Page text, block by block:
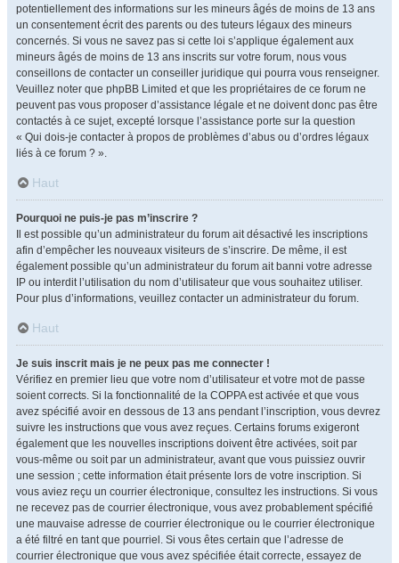
potentiellement des informations sur les mineurs âgés de moins de 13 ans
un consentement écrit des parents ou des tuteurs légaux des mineurs
concernés. Si vous ne savez pas si cette loi s’applique également aux
mineurs âgés de moins de 13 ans inscrits sur votre forum, nous vous
conseillons de contacter un conseiller juridique qui pourra vous renseigner.
Veuillez noter que phpBB Limited et que les propriétaires de ce forum ne
peuvent pas vous proposer d’assistance légale et ne doivent donc pas être
contactés à ce sujet, excepté lorsque l’assistance porte sur la question
« Qui dois-je contacter à propos de problèmes d’abus ou d’ordres légaux
liés à ce forum ? ».
Haut
Pourquoi ne puis-je pas m’inscrire ?
Il est possible qu’un administrateur du forum ait désactivé les inscriptions
afin d’empêcher les nouveaux visiteurs de s’inscrire. De même, il est
également possible qu’un administrateur du forum ait banni votre adresse
IP ou interdit l’utilisation du nom d’utilisateur que vous souhaitez utiliser.
Pour plus d’informations, veuillez contacter un administrateur du forum.
Haut
Je suis inscrit mais je ne peux pas me connecter !
Vérifiez en premier lieu que votre nom d’utilisateur et votre mot de passe
soient corrects. Si la fonctionnalité de la COPPA est activée et que vous
avez spécifié avoir en dessous de 13 ans pendant l’inscription, vous devrez
suivre les instructions que vous avez reçues. Certains forums exigeront
également que les nouvelles inscriptions doivent être activées, soit par
vous-même ou soit par un administrateur, avant que vous puissiez ouvrir
une session ; cette information était présente lors de votre inscription. Si
vous aviez reçu un courrier électronique, consultez les instructions. Si vous
ne recevez pas de courrier électronique, vous avez probablement spécifié
une mauvaise adresse de courrier électronique ou le courrier électronique
a été filtré en tant que pourriel. Si vous êtes certain que l’adresse de
courrier électronique que vous avez spécifiée était correcte, essayez de